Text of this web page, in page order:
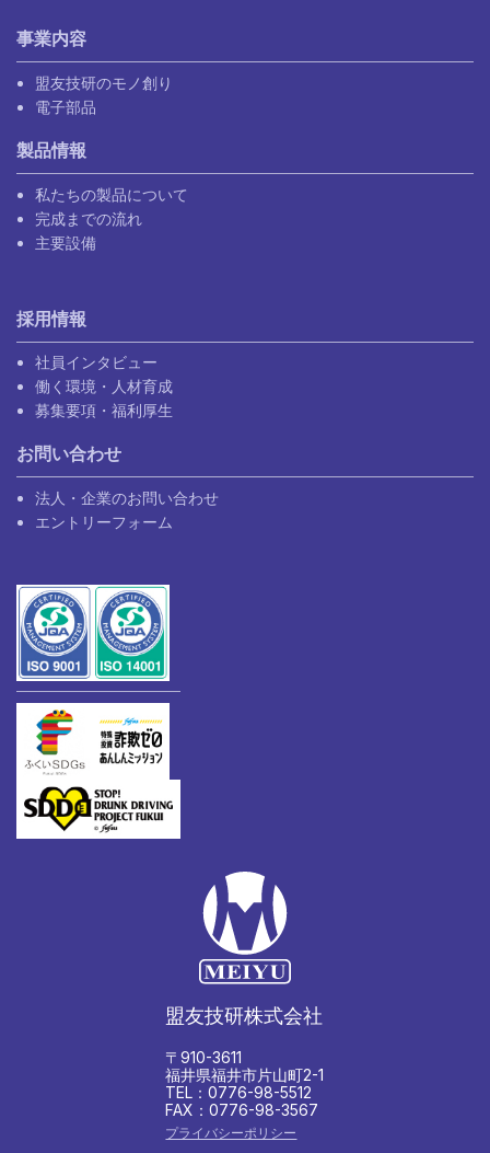
事業内容
盟友技研のモノ創り
電子部品
製品情報
私たちの製品について
完成までの流れ
主要設備
採用情報
社員インタビュー
働く環境・人材育成
募集要項・福利厚生
お問い合わせ
法人・企業のお問い合わせ
エントリーフォーム
盟友技研株式会社
〒910-3611
福井県福井市片山町2-1
TEL：0776-98-5512
FAX：0776-98-3567
プライバシーポリシー